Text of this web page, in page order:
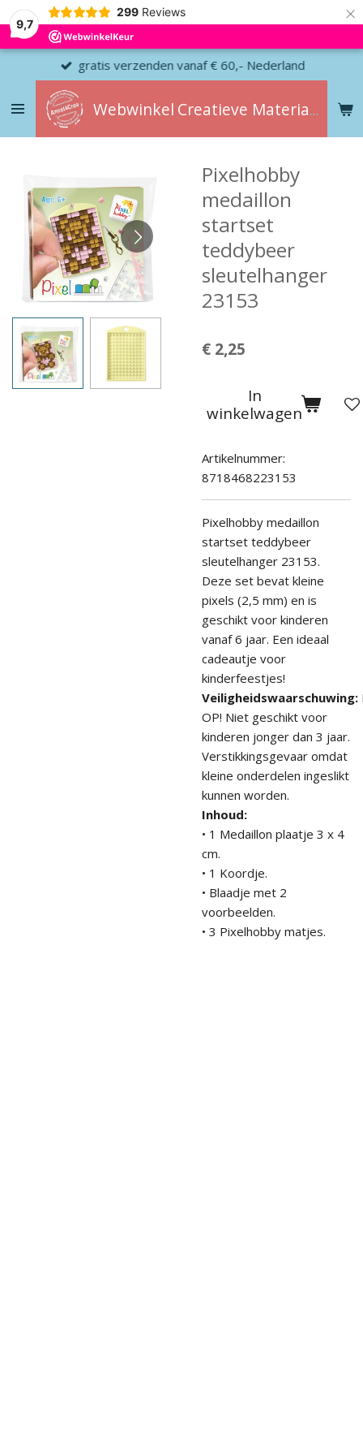
9,7
299 Reviews ×
Webwinkel Creatieve Materialen
gratis verzenden vanaf € 60,- Nederland
Pixelhobby
medaillon
startset
teddybeer
sleutelhanger
23153
€ 2,25
In
winkelwagen
Artikelnummer:
8718468223153
Pixelhobby medaillon
startset teddybeer
sleutelhanger 23153.
Deze set bevat kleine
pixels (2,5 mm) en is
geschikt voor kinderen
vanaf6 jaar. Een ideaal
cadeautje voor
kinderfeestjes!
Veiligheidswaarschuwing:
OP! Niet geschikt voor
kinderen jonger dan 3 jaar.
Verstikkingsgevaar omdat
kleine onderdelen ingeslikt
kunnen worden.
Inhoud:
• 1 Medaillon plaatje 3 x 4
cm.
• 1 Koordje.
• Blaadje met 2
voorbeelden.
• 3 Pixelhobby matjes.